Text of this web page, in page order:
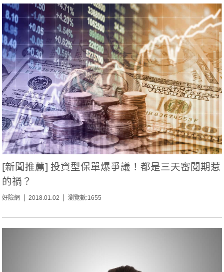
[新聞推薦] 投資型保單爆爭議！都是三天審閱期惹
的禍？
好險網 2018.01.02 瀏覽數:1655